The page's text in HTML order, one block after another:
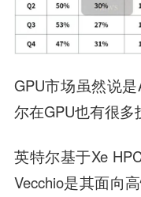
GPU市场虽然说
尔在GPU也有很多
英特尔基于Xe
Vecchio是其面向